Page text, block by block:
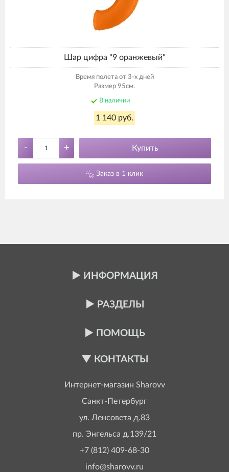
Шар цифра "9 оранжевый"
Время полета от 3-х дней
Размер 95см.
В наличии
1 140 руб.
- + Купить
Заказ в 1 клик
ИНФОРМАЦИЯ
РАЗДЕЛЫ
ПОМОЩЬ
КОНТАКТЫ
Интернет-магазин Sharovv
Санкт-Петербург
ул. Ленсовета д.83
пр. Энгельса д.139/21
+7 (812) 409-68-30
info@sharovv.ru